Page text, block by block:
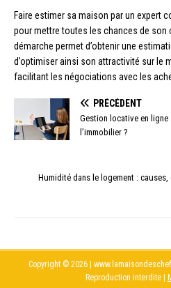
Faire estimer sa maison par un expert
pour mettre toutes les chances de son
démarche permet d’obtenir une
d’optimiser ainsi son attractivité sur le
facilitant les négociations avec les
PRÉCÉDENT
Gestion locative en
l’immobilier ?
Humidité dans le logement : causes,
Copyright © 2026 |
Reproduction interdite |